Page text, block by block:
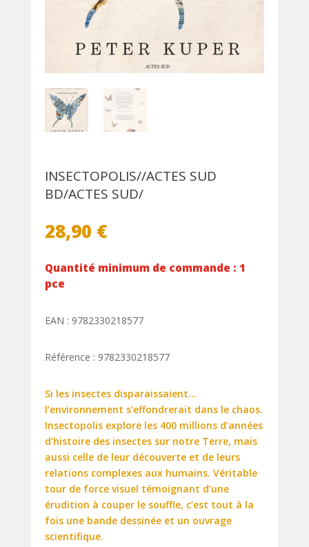
INSECTOPOLIS//ACTES SUD
BD/ACTES SUD/
28,90 €
Quantité minimum de commande : 1
pce
EAN : 9782330218577
Référence : 9782330218577
Si les insectes disparaissaient…
l’environnement s’effondrerait dans le chaos.
Insectopolis explore les 400 millions d’années
d’histoire des insectes sur notre Terre, mais
aussi celle de leur découverte et de leurs
relations complexes aux humains. Véritable
tour de force visuel témoignant d’une
érudition à couper le souffle, c’est tout à la
fois une bande dessinée et un ouvrage
scientifique.